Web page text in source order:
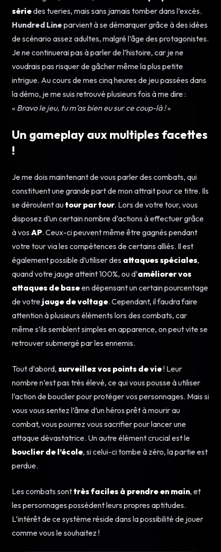
sériedes tueries, mais sans jamais tomber dans l’excès.
Hundred Line parvient à se démarquer grâce à des idées
de scénario assez adultes, malgré l’âge des protagonistes.
Je ne continuerai pas à parler de l’histoire, car je ne
voudrais pas risquer de gâcher même la plus petite
intrigue. Au cours de mes cinq heures de jeu passées dans
la démo, je me suis retrouvé plusieurs fois à me dire :
« Bravo le jeu, tu m’as bien eu sur ce coup-là !»
Un gameplay aux multiples facettes
!
Je me dois maintenant de vous parler des combats, qui
constituent une grande part de mon attrait pour ce titre. Ils
se déroulent autour par tour. Lors de votre tour, vous
disposez d’un certain nombre d’actions à effectuer grâce
à vos AP. Ceux-ci peuvent même être gagnés pendant
votre tour via les compétences de certains alliés. Il est
également possible d’utiliser des attaques spéciales,
quand votre jauge atteint 100%, ou d’améliorer vos
attaques de baseen dépensant un certain pourcentage
de votre jauge de voltage. Cependant, il faudra faire
attention à plusieurs éléments lors des combats, car
même s’ils semblent simples en apparence, on peut vite se
retrouver submergé par les ennemis.
Tout d’abord, surveillez vos points de vie! Leur
nombre n’est pas très élevé, ce qui vous pousse à utiliser
l’action de bouclier pour protéger vos personnages. Mais si
vous vous sentez l’âme d’un héros prêt à mourir au
combat, vous pourrez vous sacrifier pour lancer une
attaque dévastatrice. Un autre élément crucial est le
bouclier de l’école, si celui-ci tombe à zéro, la partie est
perdue.
Les combats sonttrès faciles à prendre en main, et
les personnages possèdent leurs propres aptitudes.
L’intérêt de ce système réside dans la possibilité de jouer
comme vous le souhaitez !